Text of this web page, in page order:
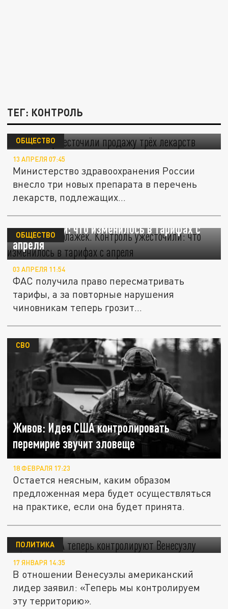
ТЕГ: КОНТРОЛЬ
В России ужесточили продажу трёх
лекарств
ОБЩЕСТВО
13 АПРЕЛЯ 07:45
Министерство здравоохранения России
внесло три новых препарата в перечень
лекарств, подлежащих...
ЖКХ без "поблажек". Контроль
ужесточили: что изменилось в тарифах с
апреля
ОБЩЕСТВО
03 АПРЕЛЯ 11:54
ФАС получила право пересматривать
тарифы, а за повторные нарушения
чиновникам теперь грозит
Живов: Идея США контролировать
перемирие звучит зловеще
СВО
18 ФЕВРАЛЯ 17:23
Остается неясным, каким образом
предложенная мера будет осуществляться
на практике, если она будет принята.
Трамп: США теперь контролируют
Венесуэлу
ПОЛИТИКА
17 ЯНВАРЯ 14:35
В отношении Венесуэлы американский
лидер заявил: «Теперь мы контролируем
эту территорию».